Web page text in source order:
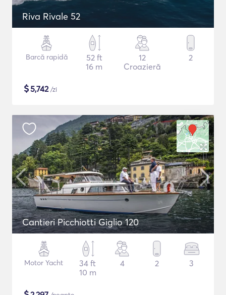
Riva Rivale 52
Barcă rapidă
52 ft
16 m
12
Croazieră
2
$5,742/zi
Cantieri Picchiotti Giglio 120
Motor Yacht
34 ft
10 m
4 2 3